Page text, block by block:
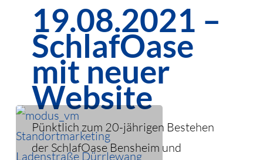
SchlafOase
neuer
Website
19.08.2021 –
SchlafOase
mit neuer
Website
Pünktlich zum 20-jährigen Bestehen
der SchlafOase Bensheim und